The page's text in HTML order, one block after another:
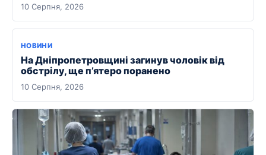
10 Серпня, 2026
НОВИНИ
На Дніпропетровщині загинув чоловік від
обстрілу, ще п’ятеро поранено
10 Серпня, 2026